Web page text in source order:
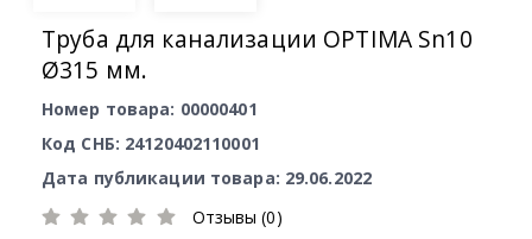
Труба для канализации OPTIMA Sn10
Ø315 мм.
Номер товара: 00000401
Код СНБ: 24120402110001
Дата публикации товара: 29.06.2022
Отзывы (0)